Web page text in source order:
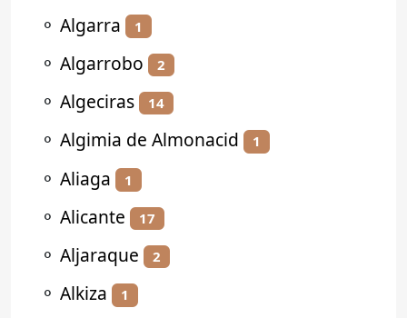
⚬ Algarra 1
⚬ Algarrobo 2
⚬ Algeciras 14
⚬ Algimia de Almonacid 1
⚬ Aliaga 1
⚬ Alicante 17
⚬ Aljaraque 2
⚬ Alkiza 1